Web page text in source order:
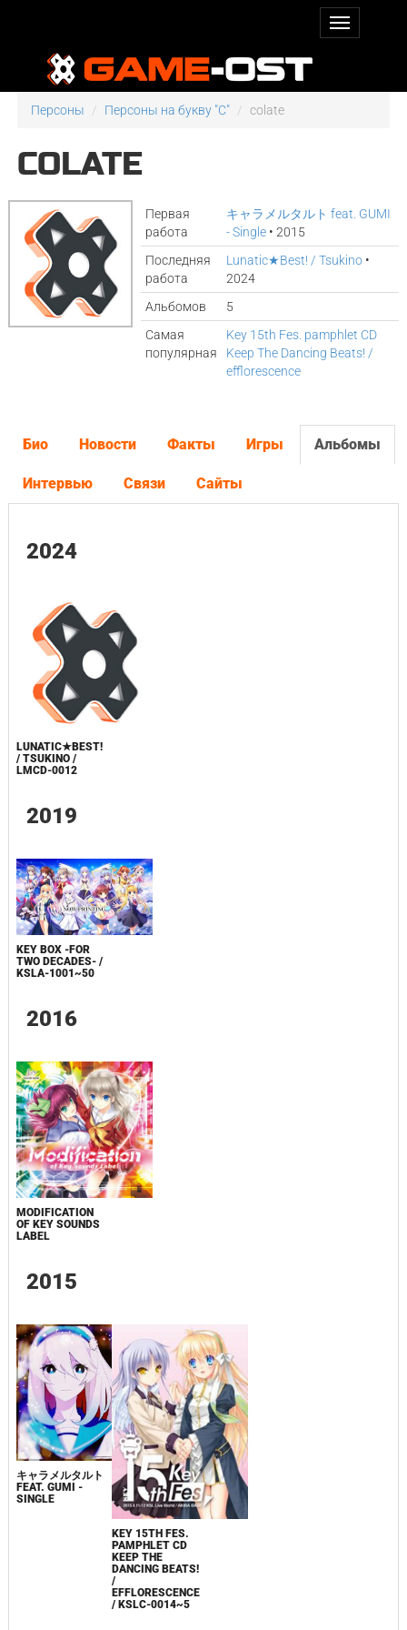
Персоны Персоны на букву "C" colate
COLATE
Первая
работа
キャラメルタルト feat. GUMI
- Single • 2015
Последняя
работа
Lunatic★Best! / Tsukino •
2024
Альбомов
5
Самая
популярная
Key 15th Fes. pamphlet CD
Keep The Dancing Beats! /
efflorescence
Био Новости Факты Игры Альбомы
Интервью Связи Сайты
2024
LUNATIC★BEST!
/ TSUKINO /
LMCD-0012
2019
KEY BOX -FOR
TWO DECADES- /
KSLA-1001~50
2016
MODIFICATION
OF KEY SOUNDS
LABEL
2015
キャラメルタルト
FEAT. GUMI -
SINGLE
KEY 15TH FES.
PAMPHLET CD
KEEP THE
DANCING BEATS!
/
EFFLORESCENCE
/ KSLC-0014~5